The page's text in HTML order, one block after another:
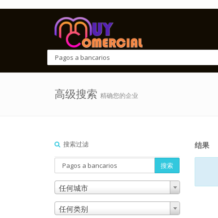
高级搜索 精确您的企业
搜索过滤
搜索
任何城市
任何类别
结果